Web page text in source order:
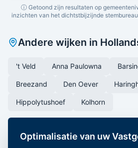
ⓘ Getoond zijn resultaten op
inzichten van het dichtstbijzijnde
Andere wijken in
't Veld Anna Paulowna
Breezand Den Oever
Hippolytushoef Kolhorn
Optimalisatie van uw